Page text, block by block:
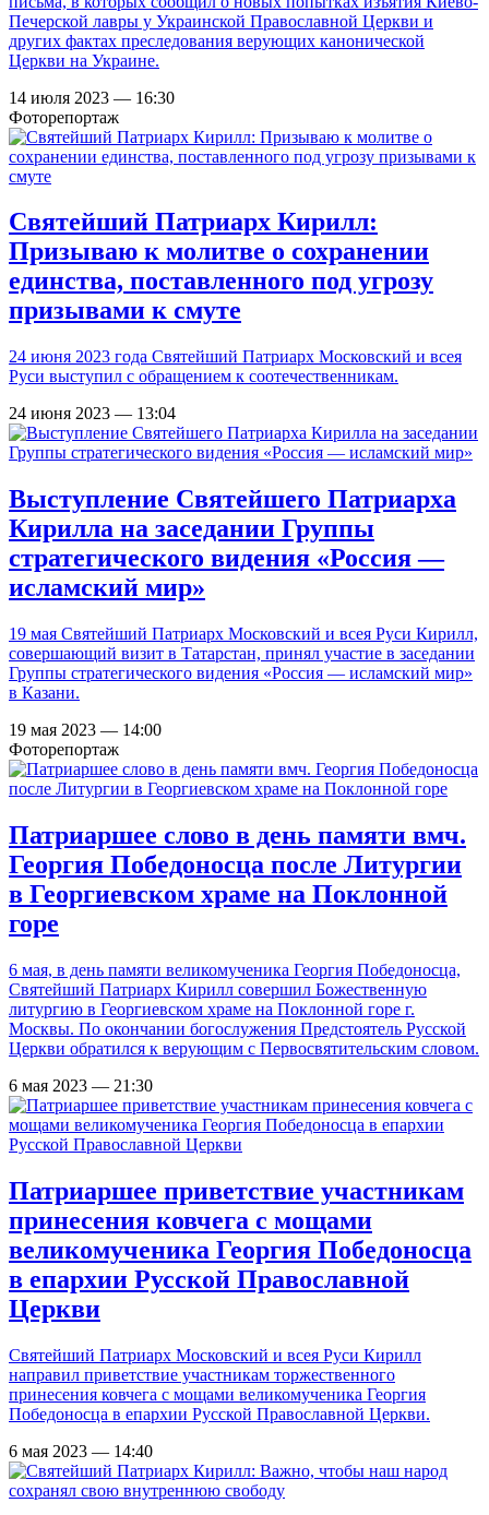
Печерской лавры у Украинской Православной Церкви и
других фактах преследования верующих канонической
Церкви на Украине.
14 июля 2023 — 16:30
Фоторепортаж
Святейший Патриарх Кирилл:
Призываю к молитве о сохранении
единства, поставленного под угрозу
призывами к смуте
24 июня 2023 года Святейший Патриарх Московский и всея
Руси выступил с обращением к соотечественникам.
24 июня 2023 — 13:04
Выступление Святейшего Патриарха
Кирилла на заседании Группы
стратегического видения «Россия —
исламский мир»
19 мая Святейший Патриарх Московский и всея Руси Кирилл,
совершающий визит в Татарстан, принял участие в заседании
Группы стратегического видения «Россия — исламский мир»
в Казани.
19 мая 2023 — 14:00
Фоторепортаж
Патриаршее слово в день памяти вмч.
Георгия Победоносца после Литургии
в Георгиевском храме на Поклонной
горе
6 мая, в день памяти великомученика Георгия Победоносца,
Святейший Патриарх Кирилл совершил Божественную
литургию в Георгиевском храме на Поклонной горе г.
Москвы. По окончании богослужения Предстоятель Русской
Церкви обратился к верующим с Первосвятительским словом.
6 мая 2023 — 21:30
Патриаршее приветствие участникам
принесения ковчега с мощами
великомученика Георгия Победоносца
в епархии Русской Православной
Церкви
Святейший Патриарх Московский и всея Руси Кирилл
направил приветствие участникам торжественного
принесения ковчега с мощами великомученика Георгия
Победоносца в епархии Русской Православной Церкви.
6 мая 2023 — 14:40